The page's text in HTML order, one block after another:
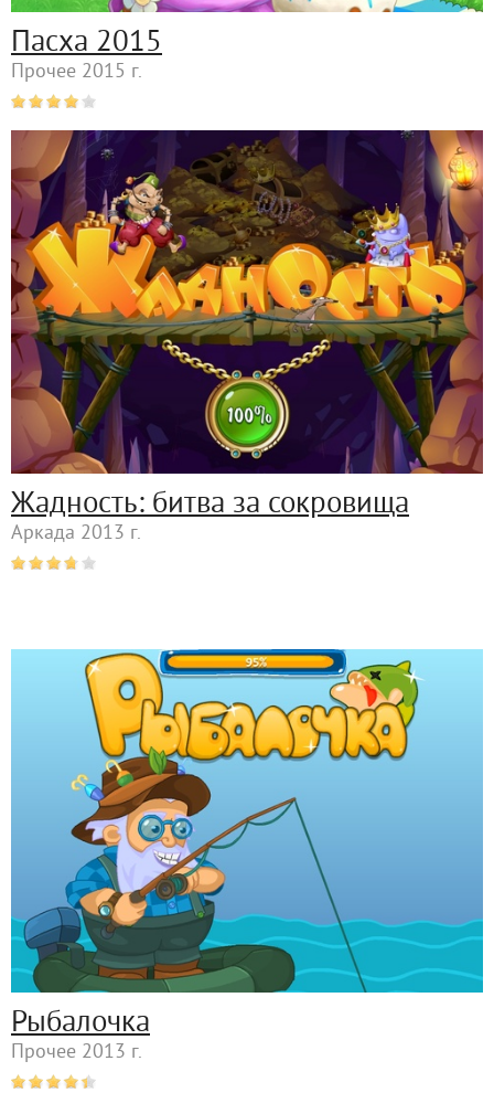
Пасха 2015
Прочее 2015 г.
Жадность: битва за сокровища
Аркада 2013 г.
Рыбалочка
Прочее 2013 г.